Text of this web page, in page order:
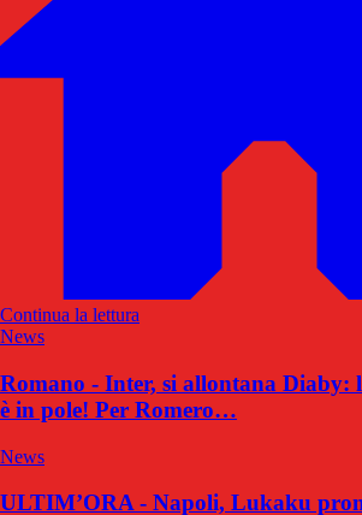
Continua la lettura
News
Romano - Inter, si allontana Diaby:
è in pole! Per Romero…
News
ULTIM’ORA - Napoli, Lukaku